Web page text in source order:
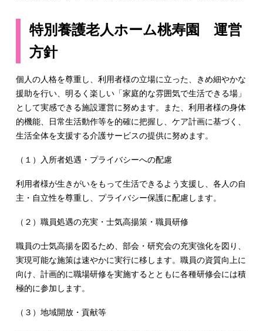
特別養護老人ホーム桃寿園 運営
方針
個人の人格を尊重し、利用者様の立場に立った、きめ細やかな
援助を行い、明るく楽しい「家庭的な雰囲気で生活できる場」
として実感できる施設運営に努めます。また、利用者様の身体
的機能、日常生活動作等を的確に把握し、ケア計画に基づく、
生活全体を支援する介護サービスの提供に努めます。
（１）入所者処遇・プライバシーへの配慮
利用者様が生きがいをもって生活できるよう支援し、各人の自
主・自立性を尊重し、プライバシー保護に配慮します。
（２）職員処遇の充実・士気高揚策・職員研修
職員の士気高揚を図るため、部会・研究会の充実強化を図り、
実現可能な施策は速やかに実行に移します。職員の資質向上に
向け、計画的に職場研修を実施するとともに各種研修会には積
極的に参加します。
（３）地域開放・貢献等